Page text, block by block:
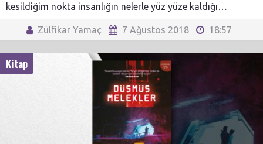
kesildiğim nokta insanlığın nelerle yüz yüze kaldığı…
Zülfikar Yamaç 7 Ağustos 2018 18:57
Kitap